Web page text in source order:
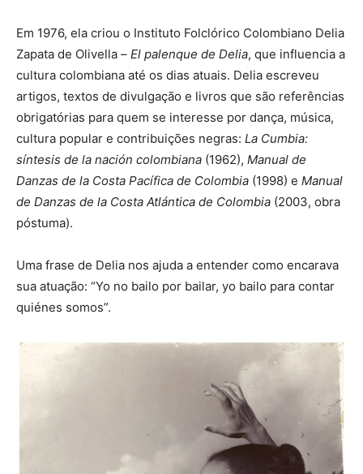
Em 1976, ela criou o Instituto Folclórico Colombiano Delia
Zapata de Olivella – El palenque de Delia, que influencia a
cultura colombiana até os dias atuais. Delia escreveu
artigos, textos de divulgação e livros que são referências
obrigatórias para quem se interesse por dança, música,
cultura popular e contribuições negras: La Cumbia:
síntesis de la nación colombiana (1962), Manual de
Danzas de la Costa Pacífica de Colombia (1998) e Manual
de Danzas de la Costa Atlántica de Colombia (2003, obra
póstuma).
Uma frase de Delia nos ajuda a entender como encarava
sua atuação: “Yo no bailo por bailar, yo bailo para contar
quiénes somos”.